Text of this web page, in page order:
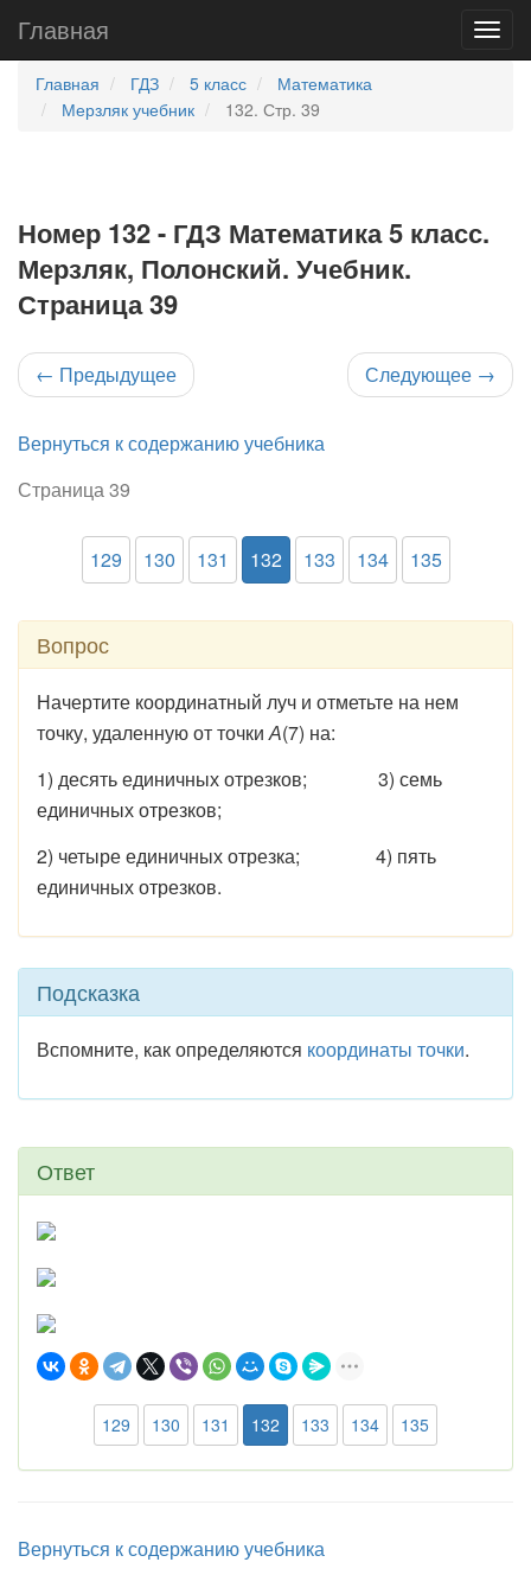
Главная
Главная ГДЗ 5 класс
Математика
Мерзляк учебник
132. Стр. 39
Номер 132 - ГДЗ Математика 5 класс.
Мерзляк, Полонский. Учебник.
Страница 39
← Предыдущее Следующее →
Вернуться к содержанию учебника
Страница 39
129 130 131 132 133 134 135
Вопрос
Начертите координатный луч и отметьте на нем
точку, удаленную от точкиА(7) на:
1) десять единичных отрезков; 3) семь
единичных отрезков;
2) четыре единичных отрезка; 4) пять
единичных отрезков.
Подсказка
Вспомните, как определяются координаты точки.
Ответ
129 130 131 132 133 134 135
Вернуться к содержанию учебника